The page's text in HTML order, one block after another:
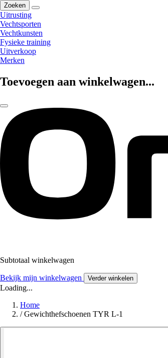
Zoeken
Uitrusting
Vechtsporten
Vechtkunsten
Fysieke training
Uitverkoop
Merken
Toevoegen aan winkelwagen...
Subtotaal winkelwagen
Bekijk mijn winkelwagen Verder winkelen
Loading...
Home
/ Gewichthefschoenen TYR L-1